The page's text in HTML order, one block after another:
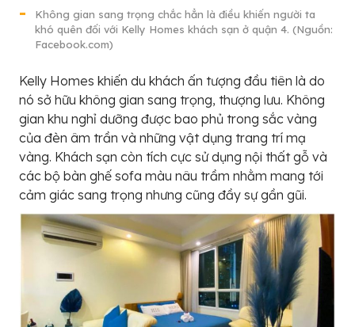
Không gian sang trọng chắc hẳn là điều khiến người ta
khó quên đối với Kelly Homes khách sạn ở quận 4. (Nguồn:
Facebook.com)
Kelly Homes khiến du khách ấn tượng đầu tiên là do
nó sở hữu không gian sang trọng, thượng lưu. Không
gian khu nghỉ dưỡng được bao phủ trong sắc vàng
của đèn âm trần và những vật dụng trang trí mạ
vàng. Khách sạn còn tích cực sử dụng nội thất gỗ và
các bộ bàn ghế sofa màu nâu trầm nhằm mang tới
cảm giác sang trọng nhưng cũng đầy sự gần gũi.